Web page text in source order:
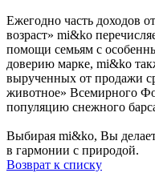
Ежегодно часть доходов
возраст» mi&ko
помощи семьям с
доверию марке, mi&ko
вырученных от продажи
животное» Всемирного
популяцию снежного
Выбирая mi&ko, Вы
в гармонии с природой.
Возврат к списку